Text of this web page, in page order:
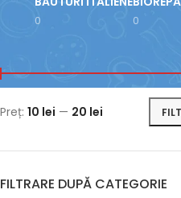
0 0
Preț: 10 lei — 20 lei
FILTRARE DUPĂ CATEGORIE